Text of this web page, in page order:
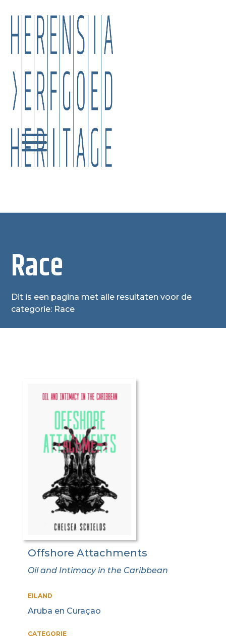
Race
Dit is een pagina met alle resultaten voor de
categorie: Race
Offshore Attachments
Oil and Intimacy in the Caribbean
EILAND
Aruba en Curaçao
CATEGORIE